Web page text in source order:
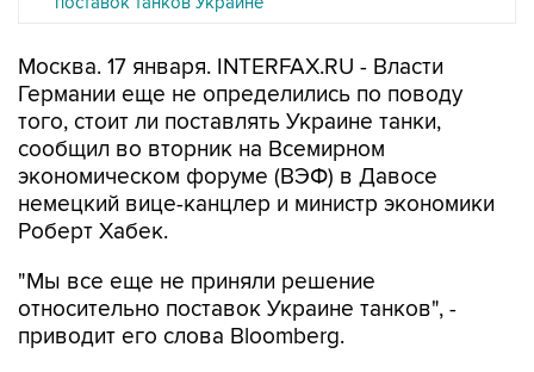
Москва. 17 января. INTERFAX.RU - Власти
Германии еще не определились по поводу
того, стоит ли поставлять Украине танки,
сообщил во вторник на Всемирном
экономическом форуме (ВЭФ) в Давосе
немецкий вице-канцлер и министр экономики
Роберт Хабек.
"Мы все еще не приняли решение
относительно поставок Украине танков", -
приводит его слова Bloomberg.